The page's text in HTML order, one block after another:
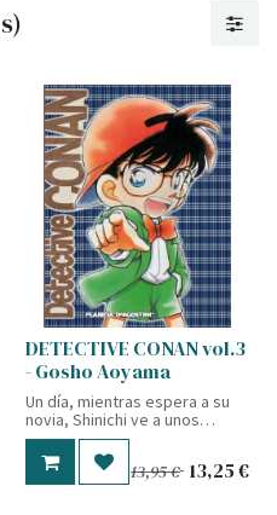
DETECTIVE CONAN vol.3
- Gosho Aoyama
Un día, mientras espera a su
novia, Shinichi ve a unos
hombres vestidos de negro.
Su instinto le dice que traman
algo y decide seguirles. Sus
sospechas se confirman
13,95€ 13,25€